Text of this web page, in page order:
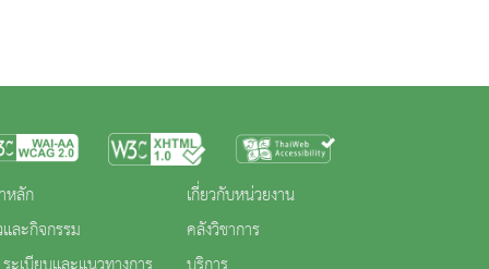
หลัก
ละกิจกรรม
เกี่ยวกับหน่วยงาน
คลังวิชาการ